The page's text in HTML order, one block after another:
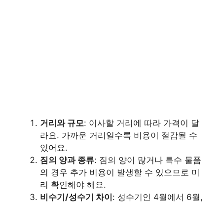
거리와 규모: 이사할 거리에 따라 가격이 달
라요. 가까운 거리일수록 비용이 절감될 수
있어요.
짐의 양과 종류: 짐의 양이 많거나 특수 물품
의 경우 추가 비용이 발생할 수 있으므로 미
리 확인해야 해요.
비수기/성수기 차이 : 성수기인 4월에서 6월,